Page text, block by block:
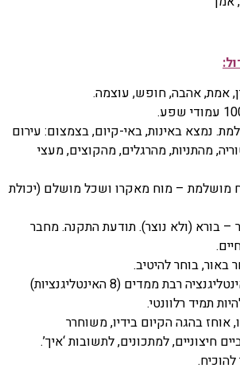
אמת, אהבה, חופש, עוצמה.
נמצא באינות, באי-קיום, בצמצום: עירום
מהתניות, מהרגלים, מהקוצים, מעצי
מושלמת – מוח מאקרו ושכל מושלם (יכולת
– בורא (ולא נוצר). תודעת התקנה. מחבר
באור, בוחר להיטיב.
פועל מבעד לאינטליגנציה רבת ממדים (8 האינטליגנציות)
תמיד רלוונטי.
אוחז בהגה הקיום בידיו, משוחרר
חיצוניים, למתכונים, לתשובות ‘איך’.